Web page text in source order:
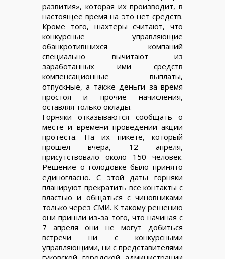
развития», которая их производит, в
настоящее время на это нет средств.
Кроме того, шахтеры считают, что
конкурсные управляющие
обанкротившихся компаний
специально вычитают из
заработанных ими средств
компенсационные выплаты,
отпускные, а также деньги за время
простоя и прочие начисления,
оставляя только оклады.
Горняки отказываются сообщать о
месте и времени проведении акции
протеста. На их пикете, который
прошел вчера, 12 апреля,
присутствовало около 150 человек.
Решение о голодовке было принято
единогласно. С этой даты горняки
планируют прекратить все контакты с
властью и общаться с чиновниками
только через СМИ. К такому решению
они пришли из-за того, что начиная с
7 апреля они не могут добиться
встречи ни с конкурсными
управляющими, ни с представителями